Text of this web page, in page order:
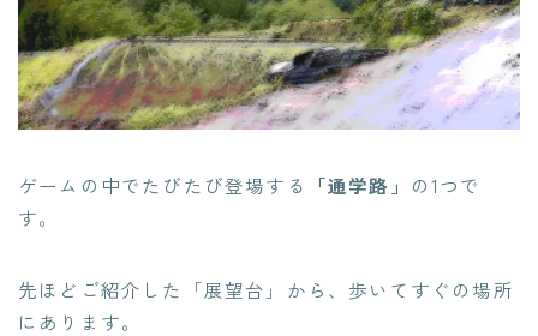
ゲームの中でたびたび登場する 「通学路」 の1つで
す。
先ほどご紹介した「展望台」から、歩いてすぐの場所
にあります。